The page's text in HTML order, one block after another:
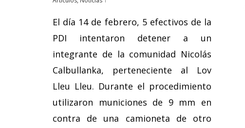
El día 14 de febrero, 5 efectivos de la
PDI intentaron detener a un
integrante de la comunidad Nicolás
Calbullanka, perteneciente al Lov
Lleu Lleu. Durante el procedimiento
utilizaron municiones de 9 mm en
contra de una camioneta de otro